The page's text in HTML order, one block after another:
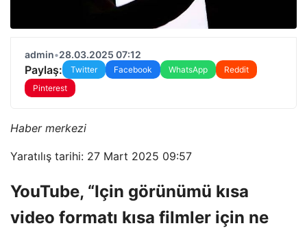
admin•28.03.2025 07:12
Paylaş: Twitter Facebook WhatsApp
Reddit
Pinterest
Haber merkezi
Yaratılış tarihi: 27 Mart 2025 09:57
YouTube, “Için görünümü kısa
video formatı kısa filmler için ne